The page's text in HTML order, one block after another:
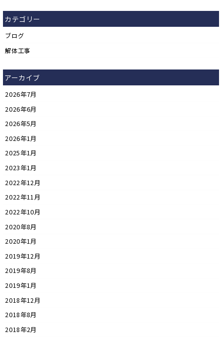
カテゴリー
ブログ
解体工事
アーカイブ
2026年7月
2026年6月
2026年5月
2026年1月
2025年1月
2023年1月
2022年12月
2022年11月
2022年10月
2020年8月
2020年1月
2019年12月
2019年8月
2019年1月
2018年12月
2018年8月
2018年2月